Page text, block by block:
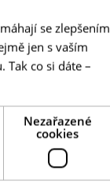
se zlepšením
jen s vaším
co si dáte –
Nezařazené
cookies